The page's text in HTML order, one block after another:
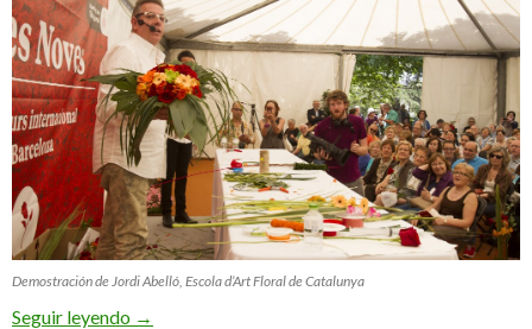
Demostración de Jordi Abelló, Escola d’Art Floral de Catalunya
Seguir leyendo La Rosaleda de Barcelona y su concurso de rosas
→